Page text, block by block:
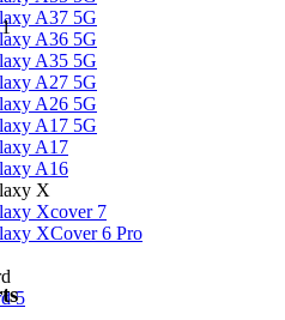
A37 5G
A36 5G
A35 5G
A27 5G
A26 5G
A17 5G
A17
A16
X
Xcover 7
XCover 6 Pro
5